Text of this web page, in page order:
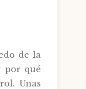
de la
por qué
Unas